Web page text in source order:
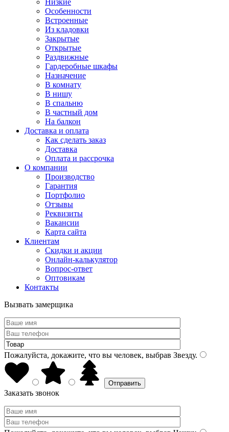
Низкие
Особенности
Встроенные
Из кладовки
Закрытые
Открытые
Раздвижные
Гардеробные шкафы
Назначение
В комнату
В нишу
В спальню
В частный дом
На балкон
Доставка и оплата
Как сделать заказ
Доставка
Оплата и рассрочка
О компании
Производство
Гарантия
Портфолио
Отзывы
Реквизиты
Вакансии
Карта сайта
Клиентам
Скидки и акции
Онлайн-калькулятор
Вопрос-ответ
Оптовикам
Контакты
Вызвать замерщика
Пожалуйста, докажите, что вы человек, выбрав Звезду.
Заказать звонок